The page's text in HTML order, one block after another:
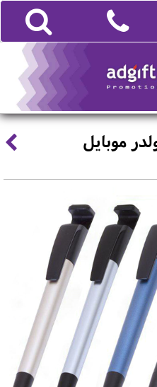
موبایل